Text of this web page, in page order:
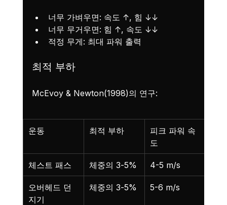
너무 가벼우면: 속도 ↑, 힘 ↓↓
너무 무거우면: 힘 ↑, 속도 ↓↓
적정 무게: 최대 파워 출력
최적 부하
McEvoy & Newton(1998)의 연구:
운동 최적 부하
피크 파워 속
도
체스트 패스 체중의 3-5% 4-5 m/s
오버헤드 던
지기
체중의 3-5% 5-6 m/s